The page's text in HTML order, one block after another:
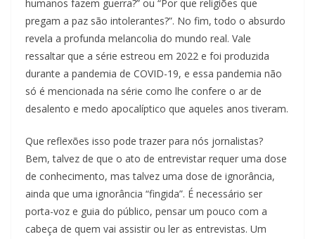
humanos fazem guerra?” ou “Por que religiões que
pregam a paz são intolerantes?”. No fim, todo o absurdo
revela a profunda melancolia do mundo real. Vale
ressaltar que a série estreou em 2022 e foi produzida
durante a pandemia de COVID-19, e essa pandemia não
só é mencionada na série como lhe confere o ar de
desalento e medo apocalíptico que aqueles anos tiveram.
Que reflexões isso pode trazer para nós jornalistas?
Bem, talvez de que o ato de entrevistar requer uma dose
de conhecimento, mas talvez uma dose de ignorância,
ainda que uma ignorância “fingida”. É necessário ser
porta-voz e guia do público, pensar um pouco com a
cabeça de quem vai assistir ou ler as entrevistas. Um